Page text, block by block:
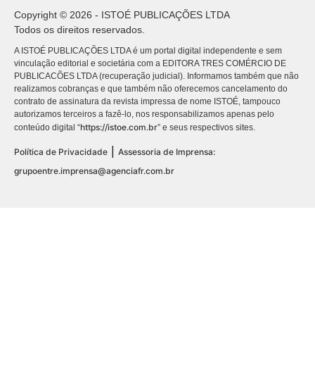
Copyright © 2026 - ISTOÉ PUBLICAÇÕES LTDA
Todos os direitos reservados.
A ISTOÉ PUBLICAÇÕES LTDA é um portal digital independente e sem
vinculação editorial e societária com a EDITORA TRES COMÉRCIO DE
PUBLICACÕES LTDA (recuperação judicial). Informamos também que não
realizamos cobranças e que também não oferecemos cancelamento do
contrato de assinatura da revista impressa de nome ISTOÉ, tampouco
autorizamos terceiros a fazê-lo, nos responsabilizamos apenas pelo
conteúdo digital “https://istoe.com.br” e seus respectivos sites.
Política de Privacidade
Assessoria de Imprensa:
grupoentre.imprensa@agenciafr.com.br